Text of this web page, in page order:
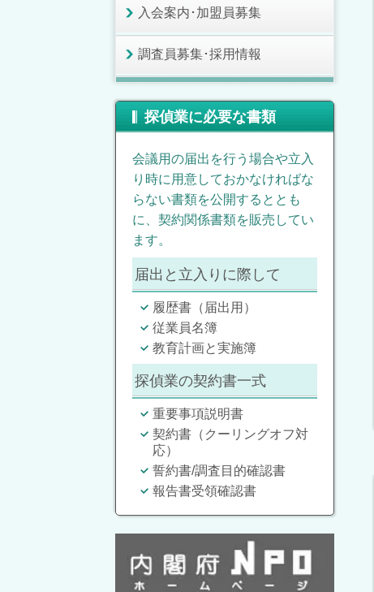
入会案内･加盟員募集
調査員募集･採用情報
探偵業に必要な書類
会議用の届出を行う場合や立入
り時に用意しておかなければな
らない書類を公開するととも
に、契約関係書類を販売してい
ます。
届出と立入りに際して
履歴書（届出用）
従業員名簿
教育計画と実施簿
探偵業の契約書一式
重要事項説明書
契約書（クーリングオフ対
応）
誓約書/調査目的確認書
報告書受領確認書